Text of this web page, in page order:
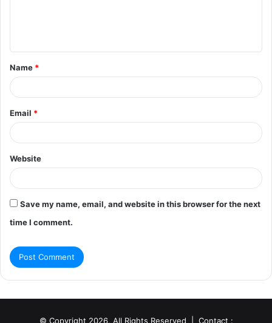
t
*
Name *
Email *
Website
Save my name, email, and website in this browser for the next
time I comment.
© Copyright 2026, All Rights Reserved | Contact :